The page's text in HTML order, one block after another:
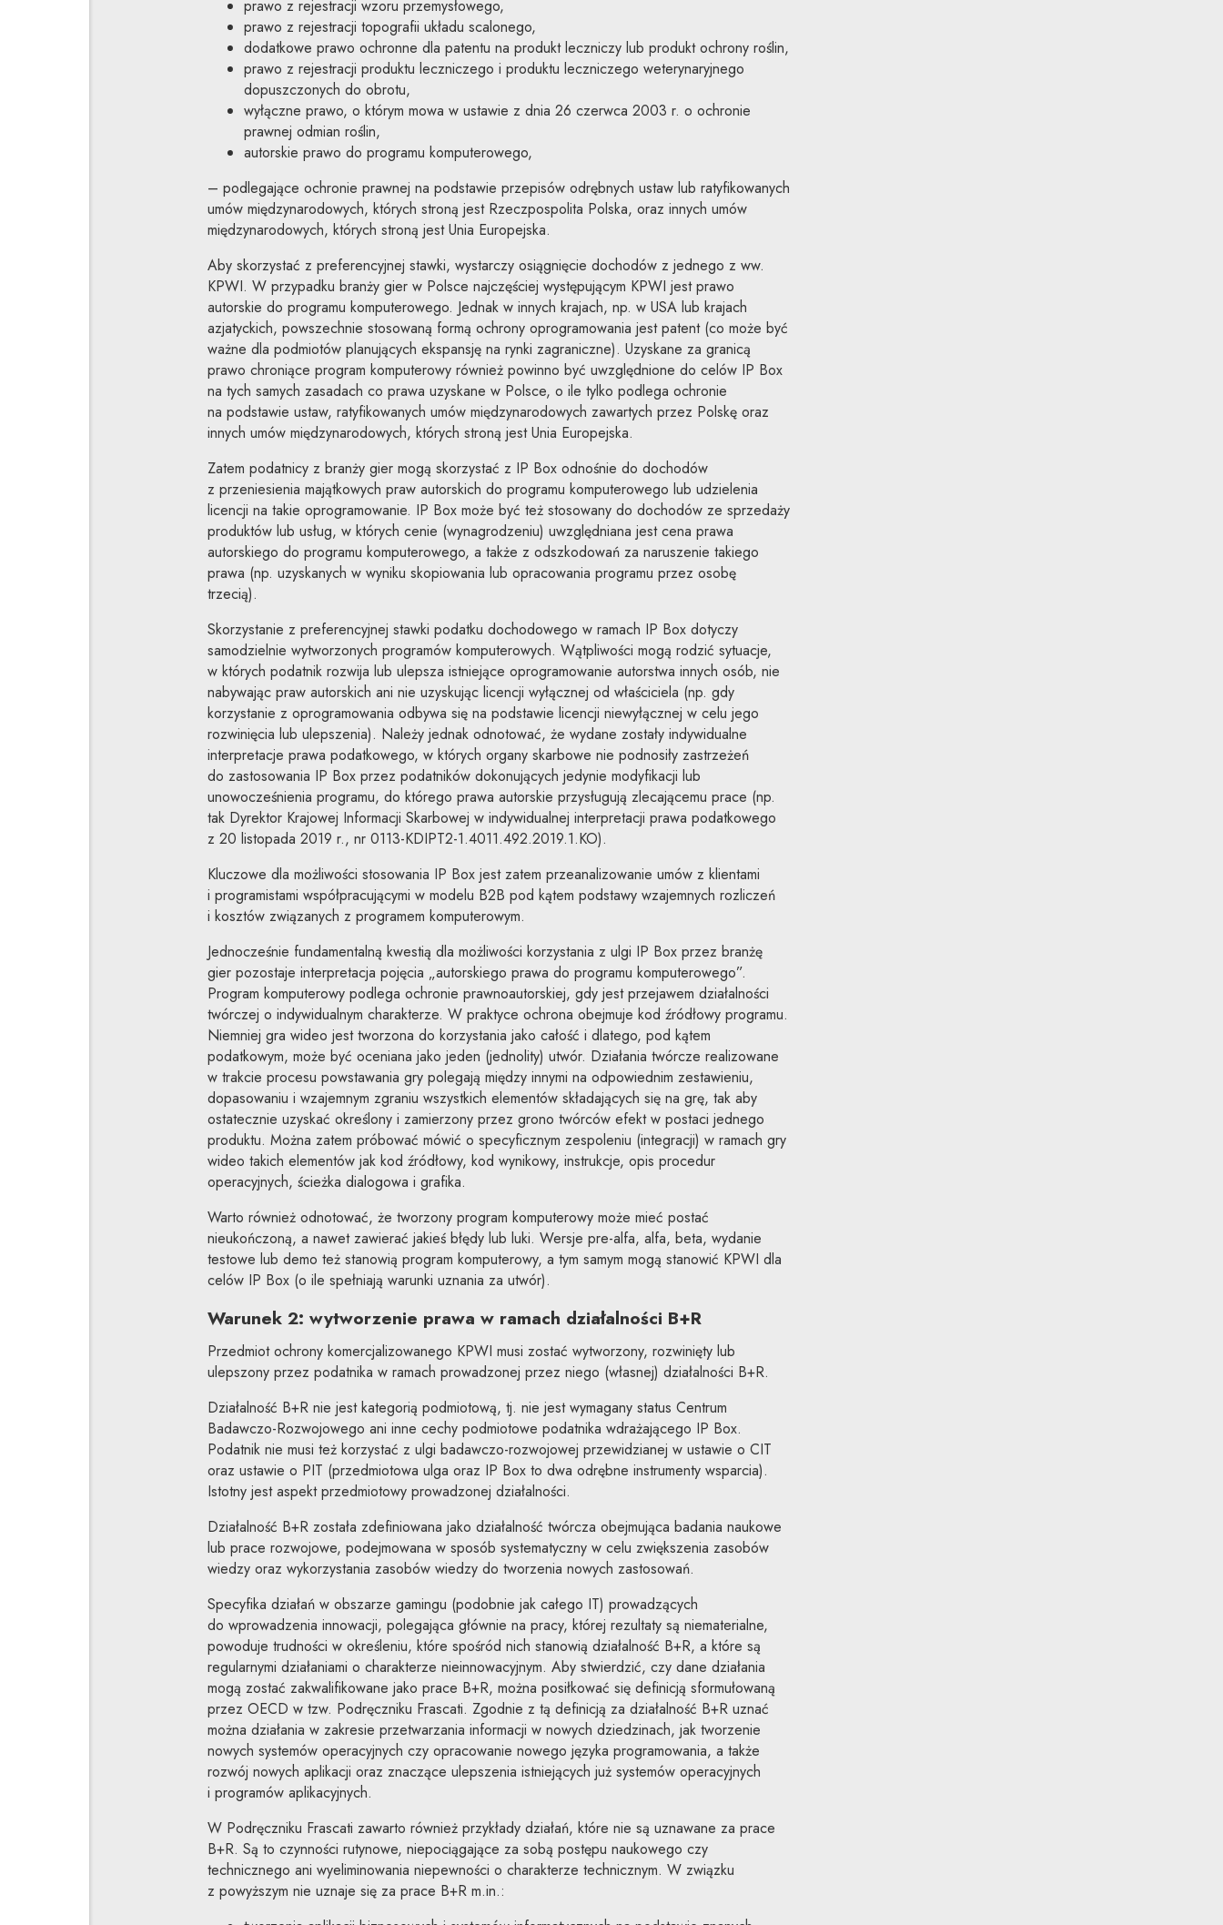
prawo z rejestracji wzoru przemysłowego,
prawo z rejestracji topografii układu scalonego,
dodatkowe prawo ochronne dla patentu na produkt leczniczy lub produkt ochrony roślin,
prawo z rejestracji produktu leczniczego i produktu leczniczego weterynaryjnego
dopuszczonych do obrotu,
wyłączne prawo, o którym mowa w ustawie z dnia 26 czerwca 2003 r. o ochronie
prawnej odmian roślin,
autorskie prawo do programu komputerowego,
– podlegające ochronie prawnej na podstawie przepisów odrębnych ustaw lub ratyfikowanych
umów międzynarodowych, których stroną jest Rzeczpospolita Polska, oraz innych umów
międzynarodowych, których stroną jest Unia Europejska.
Aby skorzystać z preferencyjnej stawki, wystarczy osiągnięcie dochodów z jednego z ww.
KPWI. W przypadku branży gier w Polsce najczęściej występującym KPWI jest prawo
autorskie do programu komputerowego. Jednak w innych krajach, np. w USA lub krajach
azjatyckich, powszechnie stosowaną formą ochrony oprogramowania jest patent (co może być
ważne dla podmiotów planujących ekspansję na rynki zagraniczne). Uzyskane za granicą
prawo chroniące program komputerowy również powinno być uwzględnione do celów IP Box
na tych samych zasadach co prawa uzyskane w Polsce, o ile tylko podlega ochronie
na podstawie ustaw, ratyfikowanych umów międzynarodowych zawartych przez Polskę oraz
innych umów międzynarodowych, których stroną jest Unia Europejska.
Zatem podatnicy z branży gier mogą skorzystać z IP Box odnośnie do dochodów
z przeniesienia majątkowych praw autorskich do programu komputerowego lub udzielenia
licencji na takie oprogramowanie. IP Box może być też stosowany do dochodów ze sprzedaży
produktów lub usług, w których cenie (wynagrodzeniu) uwzględniana jest cena prawa
autorskiego do programu komputerowego, a także z odszkodowań za naruszenie takiego
prawa (np. uzyskanych w wyniku skopiowania lub opracowania programu przez osobę
trzecią).
Skorzystanie z preferencyjnej stawki podatku dochodowego w ramach IP Box dotyczy
samodzielnie wytworzonych programów komputerowych. Wątpliwości mogą rodzić sytuacje,
w których podatnik rozwija lub ulepsza istniejące oprogramowanie autorstwa innych osób, nie
nabywając praw autorskich ani nie uzyskując licencji wyłącznej od właściciela (np. gdy
korzystanie z oprogramowania odbywa się na podstawie licencji niewyłącznej w celu jego
rozwinięcia lub ulepszenia). Należy jednak odnotować, że wydane zostały indywidualne
interpretacje prawa podatkowego, w których organy skarbowe nie podnosiły zastrzeżeń
do zastosowania IP Box przez podatników dokonujących jedynie modyfikacji lub
unowocześnienia programu, do którego prawa autorskie przysługują zlecającemu prace (np.
tak Dyrektor Krajowej Informacji Skarbowej w indywidualnej interpretacji prawa podatkowego
z 20 listopada 2019 r., nr 0113-KDIPT2-1.4011.492.2019.1.KO).
Kluczowe dla możliwości stosowania IP Box jest zatem przeanalizowanie umów z klientami
i programistami współpracującymi w modelu B2B pod kątem podstawy wzajemnych rozliczeń
i kosztów związanych z programem komputerowym.
Jednocześnie fundamentalną kwestią dla możliwości korzystania z ulgi IP Box przez branżę
gier pozostaje interpretacja pojęcia „autorskiego prawa do programu komputerowego”.
Program komputerowy podlega ochronie prawnoautorskiej, gdy jest przejawem działalności
twórczej o indywidualnym charakterze. W praktyce ochrona obejmuje kod źródłowy programu.
Niemniej gra wideo jest tworzona do korzystania jako całość i dlatego, pod kątem
podatkowym, może być oceniana jako jeden (jednolity) utwór. Działania twórcze realizowane
w trakcie procesu powstawania gry polegają między innymi na odpowiednim zestawieniu,
dopasowaniu i wzajemnym zgraniu wszystkich elementów składających się na grę, tak aby
ostatecznie uzyskać określony i zamierzony przez grono twórców efekt w postaci jednego
produktu. Można zatem próbować mówić o specyficznym zespoleniu (integracji) w ramach gry
wideo takich elementów jak kod źródłowy, kod wynikowy, instrukcje, opis procedur
operacyjnych, ścieżka dialogowa i grafika.
Warto również odnotować, że tworzony program komputerowy może mieć postać
nieukończoną, a nawet zawierać jakieś błędy lub luki. Wersje pre-alfa, alfa, beta, wydanie
testowe lub demo też stanowią program komputerowy, a tym samym mogą stanowić KPWI dla
celów IP Box (o ile spełniają warunki uznania za utwór).
Warunek 2: wytworzenie prawa w ramach działalności B+R
Przedmiot ochrony komercjalizowanego KPWI musi zostać wytworzony, rozwinięty lub
ulepszony przez podatnika w ramach prowadzonej przez niego (własnej) działalności B+R.
Działalność B+R nie jest kategorią podmiotową, tj. nie jest wymagany status Centrum
Badawczo-Rozwojowego ani inne cechy podmiotowe podatnika wdrażającego IP Box.
Podatnik nie musi też korzystać z ulgi badawczo-rozwojowej przewidzianej w ustawie o CIT
oraz ustawie o PIT (przedmiotowa ulga oraz IP Box to dwa odrębne instrumenty wsparcia).
Istotny jest aspekt przedmiotowy prowadzonej działalności.
Działalność B+R została zdefiniowana jako działalność twórcza obejmująca badania naukowe
lub prace rozwojowe, podejmowana w sposób systematyczny w celu zwiększenia zasobów
wiedzy oraz wykorzystania zasobów wiedzy do tworzenia nowych zastosowań.
Specyfika działań w obszarze gamingu (podobnie jak całego IT) prowadzących
do wprowadzenia innowacji, polegająca głównie na pracy, której rezultaty są niematerialne,
powoduje trudności w określeniu, które spośród nich stanowią działalność B+R, a które są
regularnymi działaniami o charakterze nieinnowacyjnym. Aby stwierdzić, czy dane działania
mogą zostać zakwalifikowane jako prace B+R, można posiłkować się definicją sformułowaną
przez OECD w tzw. Podręczniku Frascati. Zgodnie z tą definicją za działalność B+R uznać
można działania w zakresie przetwarzania informacji w nowych dziedzinach, jak tworzenie
nowych systemów operacyjnych czy opracowanie nowego języka programowania, a także
rozwój nowych aplikacji oraz znaczące ulepszenia istniejących już systemów operacyjnych
i programów aplikacyjnych.
W Podręczniku Frascati zawarto również przykłady działań, które nie są uznawane za prace
B+R. Są to czynności rutynowe, niepociągające za sobą postępu naukowego czy
technicznego ani wyeliminowania niepewności o charakterze technicznym. W związku
z powyższym nie uznaje się za prace B+R m.in.: